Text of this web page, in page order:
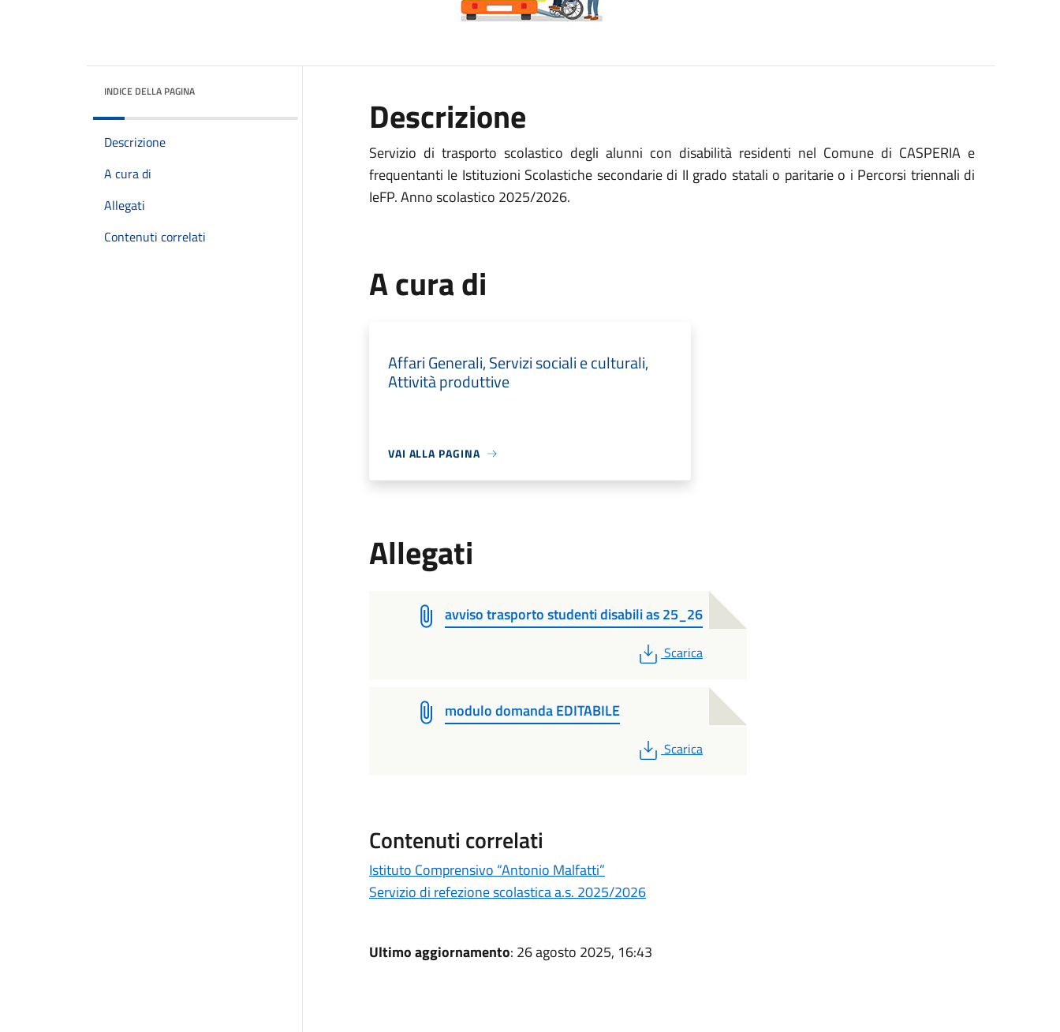
INDICE DELLA PAGINA
Descrizione
A cura di
Allegati
Contenuti correlati
Descrizione
Servizio di trasporto scolastico degli alunni con disabilità residenti nel Comune di CASPERIA e
frequentanti le Istituzioni Scolastiche secondarie di II grado statali o paritarie o i Percorsi triennali di
IeFP. Anno scolastico 2025/2026.
A cura di
Affari Generali, Servizi sociali e culturali,
Attività produttive
VAI ALLA PAGINA
Allegati
avviso trasporto studenti disabili as 25_26
PDF
Scarica
modulo domanda EDITABILE
PDF
Scarica
Contenuti correlati
Istituto Comprensivo “Antonio Malfatti”
Servizio di refezione scolastica a.s. 2025/2026
Ultimo aggiornamento: 26 agosto 2025, 16:43